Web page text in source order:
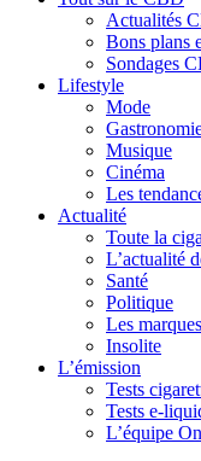
Actualités
Bons plans
Sondages
Lifestyle
Mode
Musique
Cinéma
Les
Actualité
Toute la
L’actualité
Santé
Politique
Les marques
Insolite
L’émission
Tests
Tests e-
L’équipe